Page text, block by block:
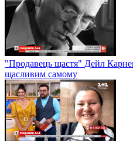
"Продавець щастя" Дейл
щасливим самому